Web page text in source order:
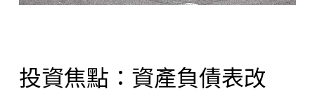
投資焦點：資產負債表改